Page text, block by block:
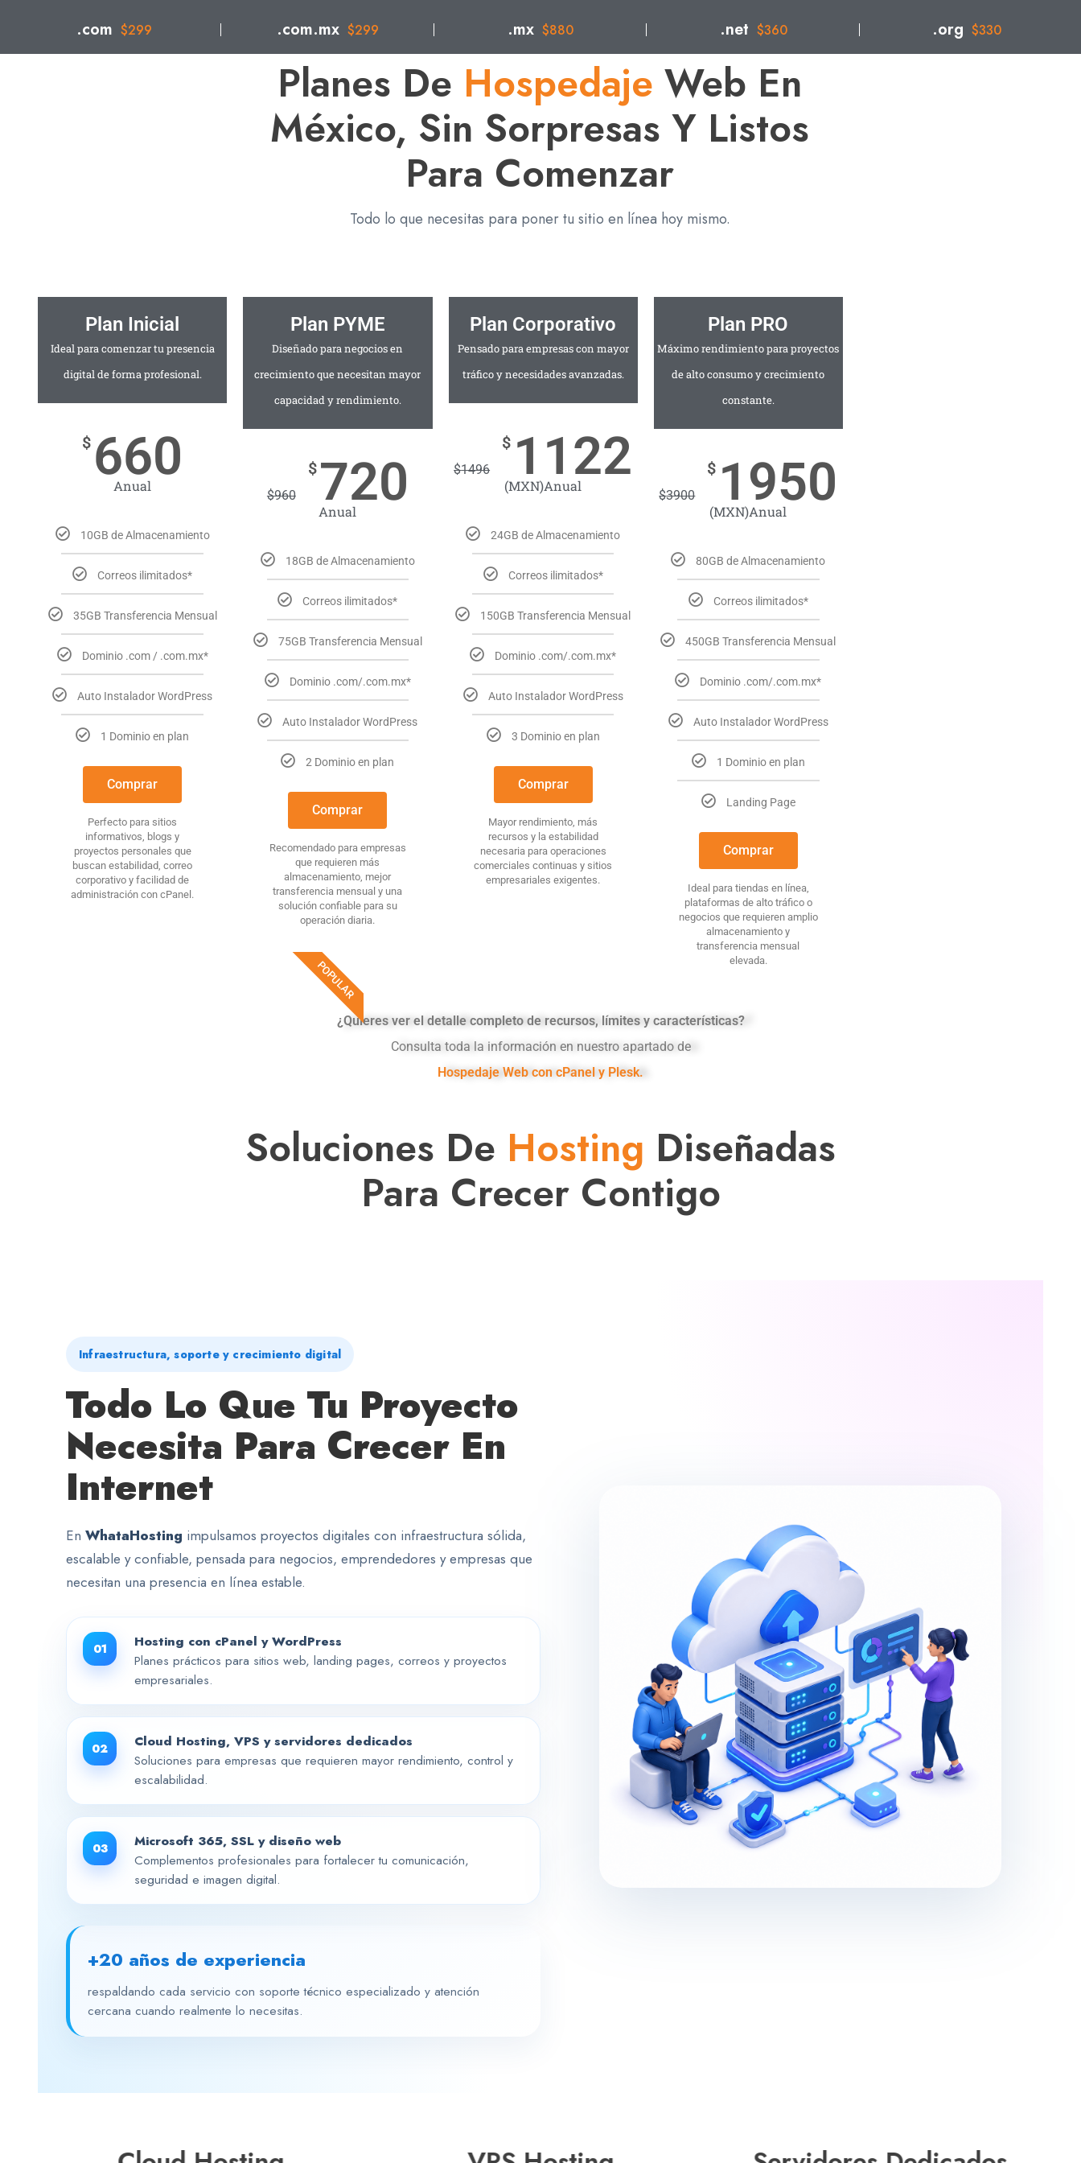
.com $299 .com.mx $299 .mx $880 .net $360 .org $330
Planes De Hospedaje Web En
México, Sin Sorpresas Y Listos
Para Comenzar
Todo lo que necesitas para poner tu sitio en línea hoy mismo.
Plan Inicial
Ideal para comenzar tu presencia
digital de forma profesional.
$ 660
Anual
10GB de Almacenamiento
Correos ilimitados*
35GB Transferencia Mensual
Dominio .com / .com.mx*
Auto Instalador WordPress
1 Dominio en plan
Comprar
Perfecto para sitios
informativos, blogs y
proyectos personales que
buscan estabilidad, correo
corporativo y facilidad de
administración con cPanel.
Plan PYME
Diseñado para negocios en
crecimiento que necesitan mayor
capacidad y rendimiento.
$960
$ 720
Anual
18GB de Almacenamiento
Correos ilimitados*
75GB Transferencia Mensual
Dominio .com/.com.mx*
Auto Instalador WordPress
2 Dominio en plan
Comprar
Recomendado para empresas
que requieren más
almacenamiento, mejor
transferencia mensual y una
solución confiable para su
operación diaria.
POPULAR
Plan Corporativo
Pensado para empresas con mayor
tráfico y necesidades avanzadas.
$1496
$ 1122
(MXN)Anual
24GB de Almacenamiento
Correos ilimitados*
150GB Transferencia Mensual
Dominio .com/.com.mx*
Auto Instalador WordPress
3 Dominio en plan
Comprar
Mayor rendimiento, más
recursos y la estabilidad
necesaria para operaciones
comerciales continuas y sitios
empresariales exigentes.
Plan PRO
Máximo rendimiento para proyectos
de alto consumo y crecimiento
constante.
$3900
$ 1950
(MXN)Anual
80GB de Almacenamiento
Correos ilimitados*
450GB Transferencia Mensual
Dominio .com/.com.mx*
Auto Instalador WordPress
1 Dominio en plan
Landing Page
Comprar
Ideal para tiendas en línea,
plataformas de alto tráfico o
negocios que requieren amplio
almacenamiento y
transferencia mensual
elevada.
¿Quieres ver el detalle completo de recursos, límites y características?
Consulta toda la información en nuestro apartado de
Hospedaje Web con cPanel y Plesk.
Soluciones De Hosting Diseñadas
Para Crecer Contigo
Infraestructura, soporte y crecimiento digital
Todo Lo Que Tu Proyecto
Necesita Para Crecer En
Internet
En WhataHosting impulsamos proyectos digitales con infraestructura sólida,
escalable y confiable, pensada para negocios, emprendedores y empresas que
necesitan una presencia en línea estable.
01
Hosting con cPanel y WordPress
Planes prácticos para sitios web, landing pages, correos y proyectos
empresariales.
02
Cloud Hosting, VPS y servidores dedicados
Soluciones para empresas que requieren mayor rendimiento, control y
escalabilidad.
03
Microsoft 365, SSL y diseño web
Complementos profesionales para fortalecer tu comunicación,
seguridad e imagen digital.
+20 años de experiencia
respaldando cada servicio con soporte técnico especializado y atención
cercana cuando realmente lo necesitas.